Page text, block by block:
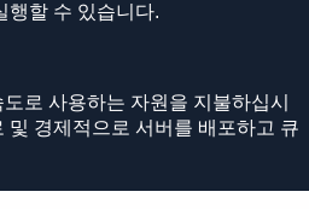
행할 수 있습니다.
로 사용하는 자원을 지불하십시
및 경제적으로 서버를 배포하고 큐